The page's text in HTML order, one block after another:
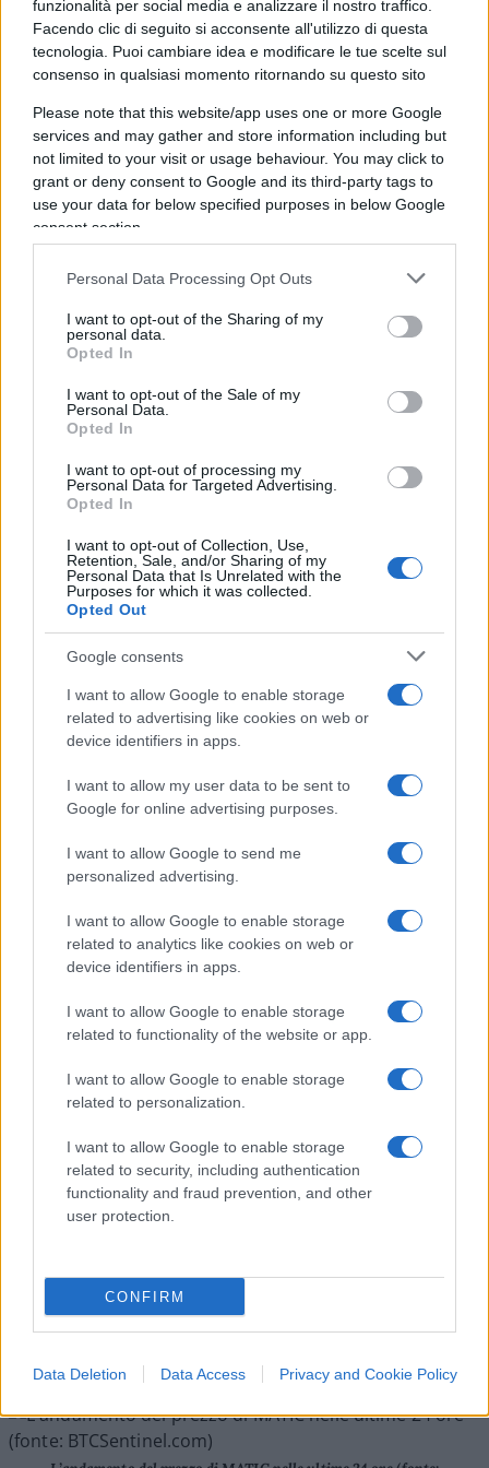
funzionalità per social media e analizzare il nostro traffico.
Facendo clic di seguito si acconsente all'utilizzo di questa
tecnologia. Puoi cambiare idea e modificare le tue scelte sul
consenso in qualsiasi momento ritornando su questo sito
Please note that this website/app uses one or more Google
services and may gather and store information including but
not limited to your visit or usage behaviour. You may click to
grant or deny consent to Google and its third-party tags to
use your data for below specified purposes in below Google
consent section.
Personal Data Processing Opt Outs
I want to opt-out of the Sharing of my
personal data.
Opted In
I want to opt-out of the Sale of my
Personal Data.
Opted In
I want to opt-out of processing my
Personal Data for Targeted Advertising.
Opted In
I want to opt-out of Collection, Use,
Retention, Sale, and/or Sharing of my
Personal Data that Is Unrelated with the
Purposes for which it was collected.
Opted Out
Google consents
I want to allow Google to enable storage
related to advertising like cookies on web or
device identifiers in apps.
I want to allow my user data to be sent to
Google for online advertising purposes.
I want to allow Google to send me
personalized advertising.
I want to allow Google to enable storage
related to analytics like cookies on web or
device identifiers in apps.
I want to allow Google to enable storage
related to functionality of the website or app.
I want to allow Google to enable storage
related to personalization.
I want to allow Google to enable storage
related to security, including authentication
functionality and fraud prevention, and other
user protection.
CONFIRM
Data Deletion Data Access Privacy and Cookie Policy
Polygon, gli utenti dovranno pagare il costo della
transazione (ricordate le Gas Fee di cui vi avevamo
parlato?) utilizzando la criptovaluta nativa della
rete, MATIC.
Una volta completata la transazione, l’acquirente
può accedere ai dati sottostanti archiviati su AWS
53 o IPFS.
Il co-fondatore di Polygon, Sandeep Nailwal, ha
celebrato l’accordo con un post su Twitter:
brand to be#PoweredByPolygon
Onwards!https://t.co/41kXlEYavs
— Sandeep (※,※) (@sandeepnailwal) July 27, 2022
Polygon è un progetto solido e di grandi
prospettive e questo accordo così importante con
questo grande brand è davvero solo uno dei tanti
che il Team di Polygon sta stringendo. La
diffusione dell’adozione della blockchain Polygon
da parte di grandi brand cresce sempre più.
Qualche giorno fa abbiamo parlato della
partnership tra Disney e Polygone prima era stato
NFT appoggiandosi a Polygon come partner
MATIC vola: oltre il 10% in 24 ore
Nelle ultime 24 ore, anche in conseguenza di
nativa di Polygon, è cresciuta di oltre il 10%
ultime 24 ore dopo un rapido rimbalzo, come si